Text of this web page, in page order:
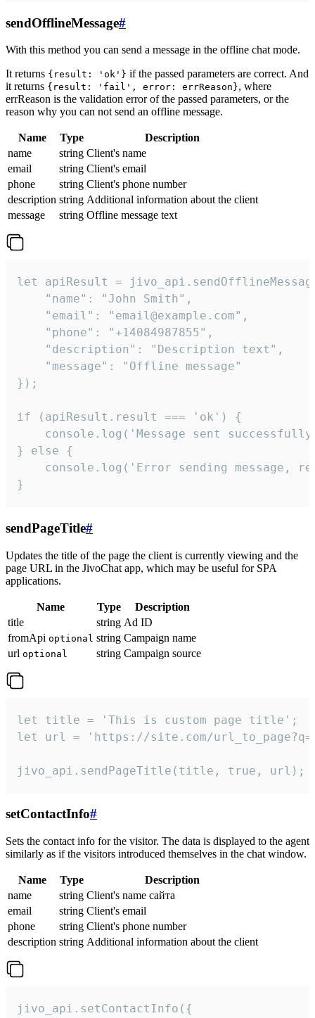
sendOfflineMessage#
With this method you can send a message in the offline chat mode.
It returns {result: 'ok'} if the passed parameters are correct. And
it returns {result: 'fail', error: errReason}, where
errReason is the validation error of the passed parameters, or the
reason why you can not send an offline message.
Name Type
Description
name
string Client's name
email
string Client's email
phone
string Client's phone number
description string Additional information about the client
message
string Offline message text
let apiResult =
    "name": "John Smith",
    "email": "email@example.com",
    "phone": "+14084987855",
    "description": "Description text",
    "message": "Offline message"
});
if (apiResult.result === 'ok') {
console.log('Message sent
} else {
console.log('Error sending message,
}
sendPageTitle#
Updates the title of the page the client is currently viewing and the
page URL in the JivoChat app, which may be useful for SPA
applications.
Name Type
Description
title
string Ad ID
fromApi optional string Campaign name
url optional string Campaign source
let title = 'This is custom page title';
let url = 'https://site.com/
jivo_api.sendPageTitle(title, true, url);
setContactInfo#
Sets the contact info for the visitor. The data is displayed to the agent
similarly as if the visitors introduced themselves in the chat window.
Name Type
Description
name
string Client's name сайта
email
string Client's email
phone
string Client's phone number
description string Additional information about the client
jivo_api.setContactInfo({